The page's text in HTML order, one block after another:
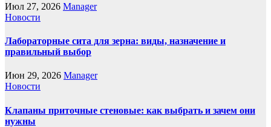
Июл 27, 2026 Manager
Новости
Лабораторные сита для зерна: виды, назначение и
правильный выбор
Июн 29, 2026 Manager
Новости
Клапаны приточные стеновые: как выбрать и зачем они
нужны